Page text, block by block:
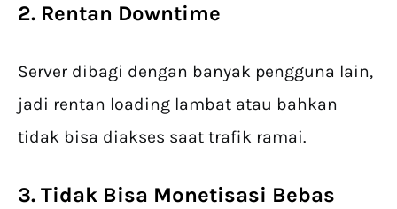
2. Rentan Downtime
Server dibagi dengan banyak pengguna lain,
jadi rentan loading lambat atau bahkan
tidak bisa diakses saat trafik ramai.
3. Tidak Bisa Monetisasi Bebas